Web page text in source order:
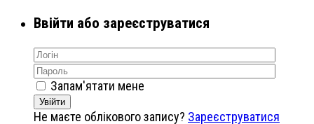
Ввійти або зареєструватися
Запам'ятати мене
Увійти
Не маєте облікового запису? Зареєструватися